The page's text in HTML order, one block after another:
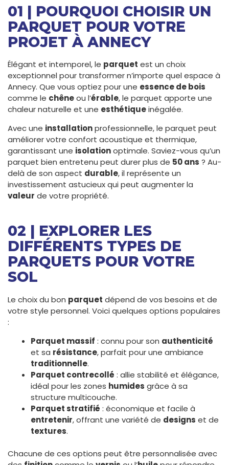
01 | POURQUOI CHOISIR UN
PARQUET POUR VOTRE
PROJET À ANNECY
Élégant et intemporel, le parquet est un choix
exceptionnel pour transformer n’importe quel espace à
Annecy. Que vous optiez pour une essence de bois
comme le chêneou l’érable, le parquet apporte une
chaleur naturelle et une esthétiqueinégalée.
Avec une installationprofessionnelle, le parquet peut
améliorer votre confort acoustique et thermique,
garantissant une isolationoptimale. Saviez-vous qu’un
parquet bien entretenu peut durer plus de 50 ans ? Au-
delà de son aspect durable, il représente un
investissement astucieux qui peut augmenter la
valeur de votre propriété.
02 | EXPLORER LES
DIFFÉRENTS TYPES DE
PARQUETS POUR VOTRE
SOL
Le choix du bon parquet dépend de vos besoins et de
votre style personnel. Voici quelques options populaires
:
Parquet massif : connu pour son authenticité
et sa résistance, parfait pour une ambiance
traditionnelle.
Parquet contrecollé : allie stabilité et élégance,
idéal pour les zones humides grâce à sa
structure multicouche.
Parquet stratifié : économique et facile à
entretenir, offrant une variété de designs et de
textures.
Chacune de ces options peut être personnalisée avec